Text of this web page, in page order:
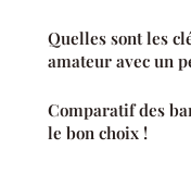
Quelles sont les
amateur avec un
Comparatif des
le bon choix !